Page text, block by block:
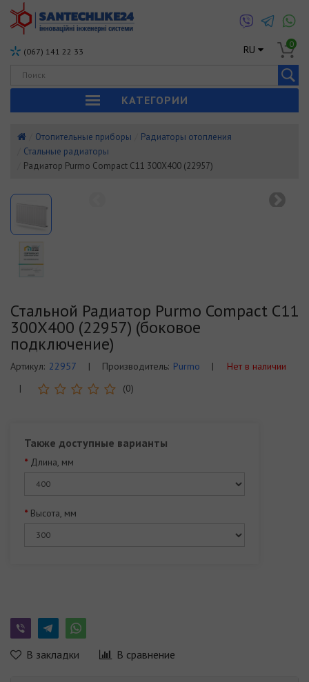
(067) 141 22 33 RU 0
КАТЕГОРИИ
Отопительные приборы
Радиаторы отопления
Стальные радиаторы
Радиатор Purmo Compact C11 300Х400 (22957)
Стальной Радиатор Purmo Compact C11
300Х400 (22957) (боковое
подключение)
Артикул: 22957 | Производитель: Purmo |
Нет в наличии
|
(0)
Также доступные варианты
Длина, мм
Высота, мм
В закладки В сравнение